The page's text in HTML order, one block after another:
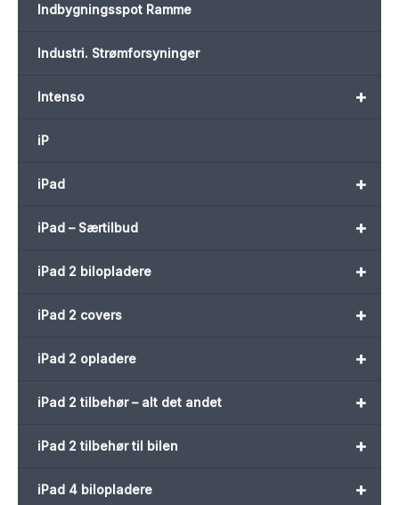
Indbygningsspot Ramme
Industri. Strømforsyninger
+
Intenso
iP
+
iPad
+
iPad – Særtilbud
+
iPad 2 bilopladere
+
iPad 2 covers
+
iPad 2 opladere
+
iPad 2 tilbehør – alt det andet
+
iPad 2 tilbehør til bilen
+
iPad 4 bilopladere